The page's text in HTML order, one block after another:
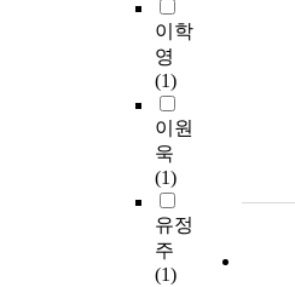
이학
영
(1)
이원
욱
(1)
유정
주
(1)